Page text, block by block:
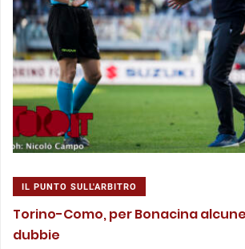
IL PUNTO SULL'ARBITRO
Torino-Como, per Bonacina
dubbie